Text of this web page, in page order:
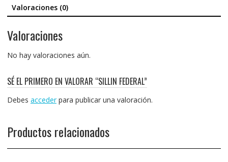
Valoraciones (0)
Valoraciones
No hay valoraciones aún.
SÉ EL PRIMERO EN VALORAR “SILLIN FEDERAL”
Debes accederpara publicar una valoración.
Productos relacionados